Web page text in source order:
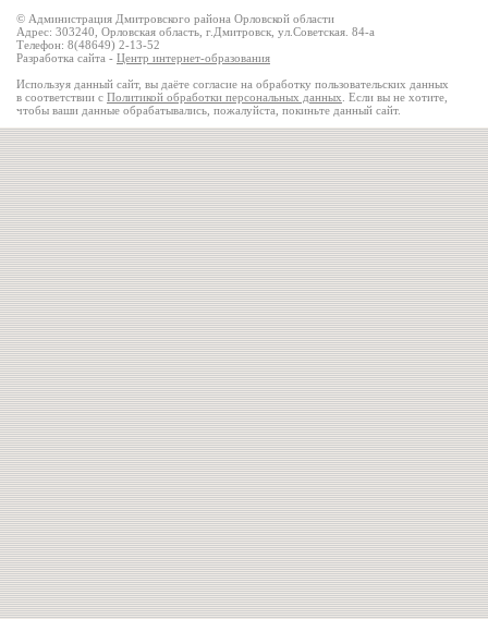
© Администрация Дмитровского района Орловской области
Адрес: 303240, Орловская область, г.Дмитровск, ул.Советская. 84-а
Телефон: 8(48649) 2-13-52
Разработка сайта - Центр интернет-образования
Используя данный сайт, вы даёте согласие на обработку пользовательских данных
в соответствии с Политикой обработки персональных данных . Если вы не хотите,
чтобы ваши данные обрабатывались, пожалуйста, покиньте данный сайт.